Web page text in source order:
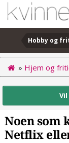
Hobby og
» Hjem og
Noen som
Netflix